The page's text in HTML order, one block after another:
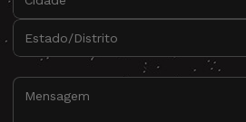
Estado/Distrito:
Mensagem: